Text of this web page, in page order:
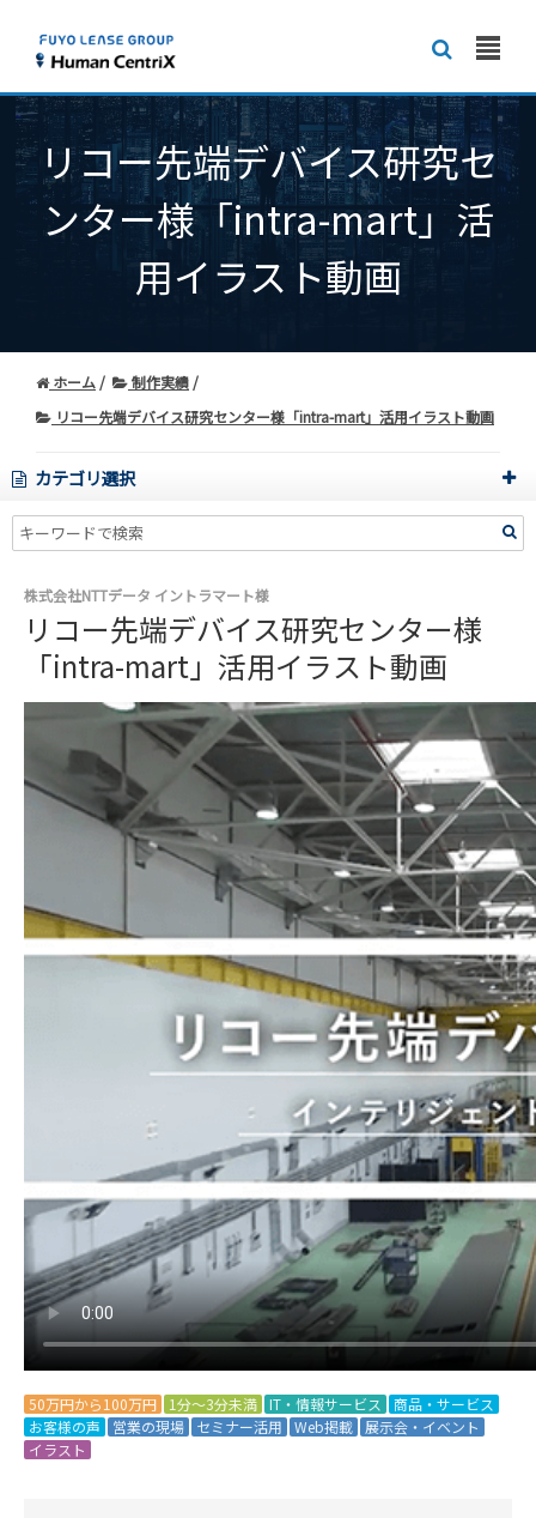
リコー先端デバイス研究セ
ンター様「intra-mart」活
用イラスト動画
ホーム
制作実績
リコー先端デバイス研究センター様「intra-mart」活用イラスト動画
カテゴリ選択
株式会社NTTデータ イントラマート様
リコー先端デバイス研究センター様
「intra-mart」活用イラスト動画
50万円から100万円 1分～3分未満 IT・情報サービス
商品・サービス
お客様の声
営業の現場 セミナー活用 Web掲載
展示会・イベント
イラスト